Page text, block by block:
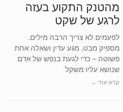
מהטנק התקוע בעזה
לרגע של שקט
לפעמים לא צריך הרבה מילים.
מספיק מבט, מגע עדין ושאלה אחת
פשוטה – כדי לגעת בנפש של אדם
שנושא עליו משקל
קרא עוד ←